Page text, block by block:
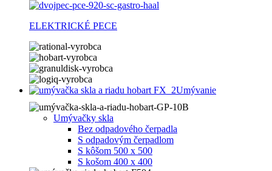
ELEKTRICKÉ PECE
Umývanie
Umývačky skla
Bez odpadového čerpadla
S odpadovým čerpadlom
S kôšom 500 x 500
S košom 400 x 400